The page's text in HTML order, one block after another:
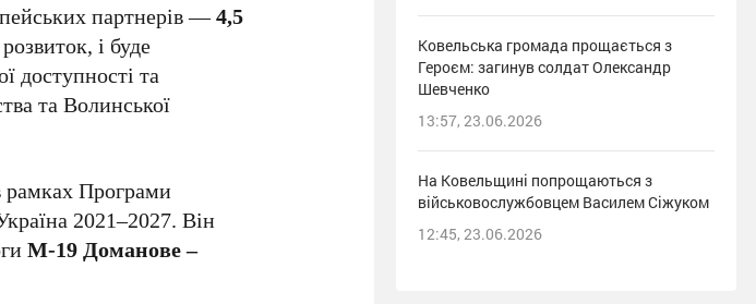
партнерів —4,5
і буде
доступності та
та Волинської
рамках Програми
2021–2027. Він
М-19 Доманове –
Ковельська громада прощається з
Героєм: загинув солдат Олександр
Шевченко
13:57, 23.06.2026
На Ковельщині попрощаються з
військовослужбовцем Василем Сіжуком
12:45, 23.06.2026